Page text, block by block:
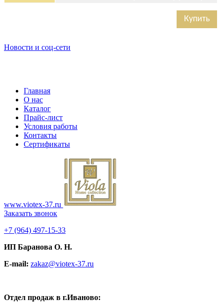
Купить
Новости и соц-сети
Главная
О нас
Каталог
Прайс-лист
Условия работы
Контакты
Сертификаты
www.viotex-37.ru
Заказать звонок
+7 (964) 497-15-33
ИП Баранова О. Н.
E-mail: zakaz@viotex-37.ru
Отдел продаж в г.Иваново: